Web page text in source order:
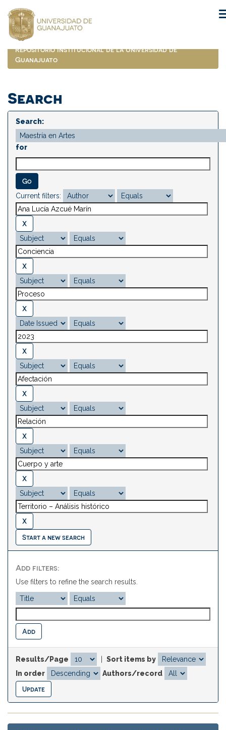
navigation
Repositorio Institucional de la Universidad de
Guanajuato
Search
Search:
for
Current filters:
Start a new search
Add filters:
Use filters to refine the search results.
Results/Page
Sort items by
In order
Authors/record